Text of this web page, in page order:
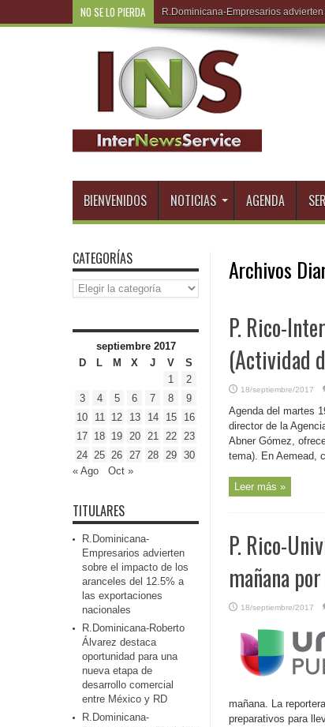
NO SE LO PIERDA R.Dominicana-Roberto Á
BIENVENIDOS NOTICIAS AGENDA
Archivos
P. Rico-
(Actividad
18/septiembre/2017
Agenda del martes
director de la
Abner Gómez,
tema). En Aemead,
Leer más »
P. Rico-
mañana
18/septiembre/2017
mañana. La
preparativos para
CATEGORÍAS
Categorías
septiembre 2017
D
L M X J V
S
1
2
3
4 5 6 7 8
9
10
11 12 13 14 15
16
17 18 19 20 21 22
23
24 25 26 27 28 29
30
« Ago
Oct »
TITULARES
R.Dominicana-
Empresarios advierten
sobre el impacto de los
aranceles del 12.5% a
las exportaciones
nacionales
R.Dominicana-Roberto
Álvarez destaca
oportunidad para una
nueva etapa de
desarrollo comercial
entre México y RD
R.Dominicana-